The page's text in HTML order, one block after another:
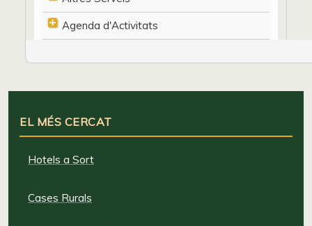
Agenda d'Activitats
EL MÉS CERCAT
Hotels a Sort
Cases Rurals